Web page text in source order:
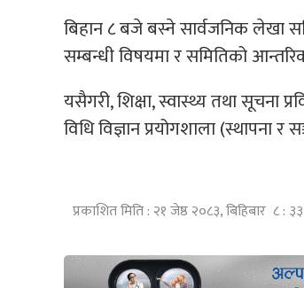
बिहान ८ बजे बस्ने सार्वजनिक
सम्बन्धी विषयमा र समितिको
यसैगरी, शिक्षा, स्वास्थ्य तथा सूचना
विधि विज्ञान प्रयोगशाला
प्रकाशित मिति : २१ जेष्ठ २०८३, बिहिबार ८ :